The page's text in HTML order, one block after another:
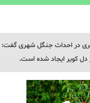
در احداث جنگل شهری